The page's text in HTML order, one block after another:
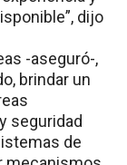
dijo
-aseguró-,
brindar un
seguridad
de